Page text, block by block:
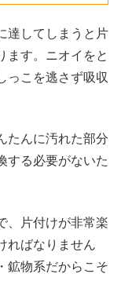
達してしまうと片
ます。ニオイをと
っこを逃さず吸収
たんに汚れた部分
する必要がないた
、片付けが非常楽
ればなりません
鉱物系だからこそ